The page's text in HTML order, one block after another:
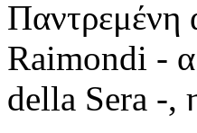
Παντρεμένη
Raimondi -
della Sera -,